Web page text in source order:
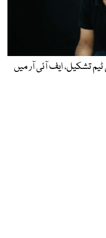
تشکیل، ایف آئی آر میں